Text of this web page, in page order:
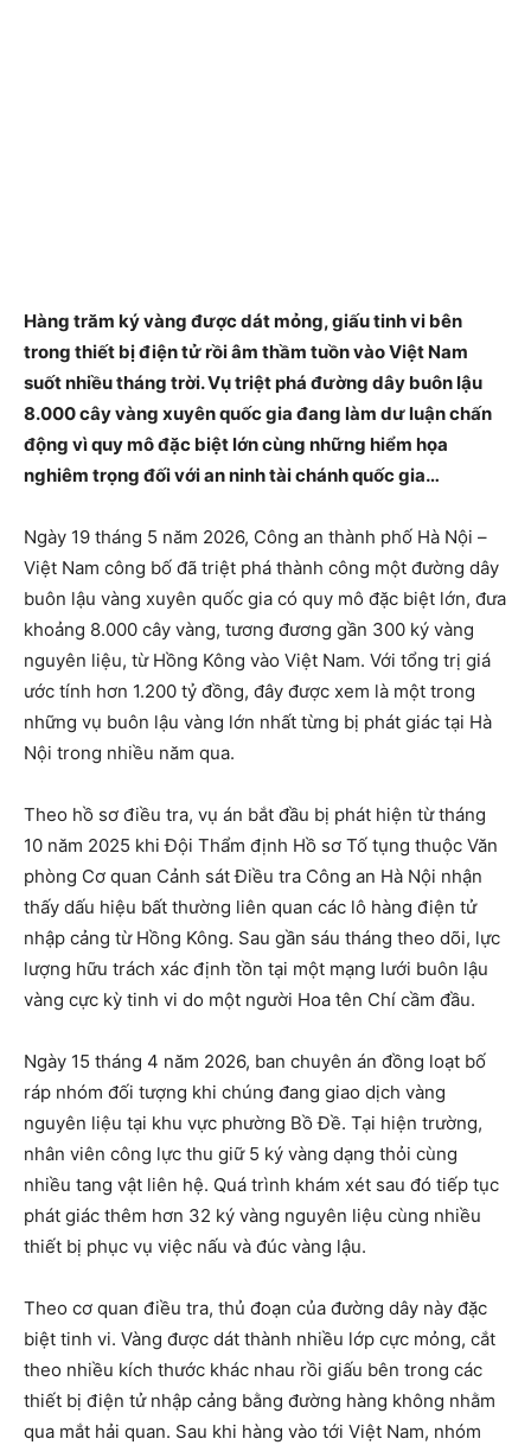
Hàng trăm ký vàng được dát mỏng, giấu tinh vi bên
trong thiết bị điện tử rồi âm thầm tuồn vào Việt Nam
suốt nhiều tháng trời. Vụ triệt phá đường dây buôn lậu
8.000 cây vàng xuyên quốc gia đang làm dư luận chấn
động vì quy mô đặc biệt lớn cùng những hiểm họa
nghiêm trọng đối với an ninh tài chánh quốc gia…
Ngày 19 tháng 5 năm 2026, Công an thành phố Hà Nội –
Việt Nam công bố đã triệt phá thành công một đường dây
buôn lậu vàng xuyên quốc gia có quy mô đặc biệt lớn, đưa
khoảng 8.000 cây vàng, tương đương gần 300 ký vàng
nguyên liệu, từ Hồng Kông vào Việt Nam. Với tổng trị giá
ước tính hơn 1.200 tỷ đồng, đây được xem là một trong
những vụ buôn lậu vàng lớn nhất từng bị phát giác tại Hà
Nội trong nhiều năm qua.
Theo hồ sơ điều tra, vụ án bắt đầu bị phát hiện từ tháng
10 năm 2025 khi Đội Thẩm định Hồ sơ Tố tụng thuộc Văn
phòng Cơ quan Cảnh sát Điều tra Công an Hà Nội nhận
thấy dấu hiệu bất thường liên quan các lô hàng điện tử
nhập cảng từ Hồng Kông. Sau gần sáu tháng theo dõi, lực
lượng hữu trách xác định tồn tại một mạng lưới buôn lậu
vàng cực kỳ tinh vi do một người Hoa tên Chí cầm đầu.
Ngày 15 tháng 4 năm 2026, ban chuyên án đồng loạt bố
ráp nhóm đối tượng khi chúng đang giao dịch vàng
nguyên liệu tại khu vực phường Bồ Đề. Tại hiện trường,
nhân viên công lực thu giữ 5 ký vàng dạng thỏi cùng
nhiều tang vật liên hệ. Quá trình khám xét sau đó tiếp tục
phát giác thêm hơn 32 ký vàng nguyên liệu cùng nhiều
thiết bị phục vụ việc nấu và đúc vàng lậu.
Theo cơ quan điều tra, thủ đoạn của đường dây này đặc
biệt tinh vi. Vàng được dát thành nhiều lớp cực mỏng, cắt
theo nhiều kích thước khác nhau rồi giấu bên trong các
thiết bị điện tử nhập cảng bằng đường hàng không nhằm
qua mắt hải quan. Sau khi hàng vào tới Việt Nam, nhóm